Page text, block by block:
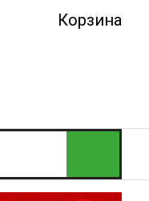
Корзина